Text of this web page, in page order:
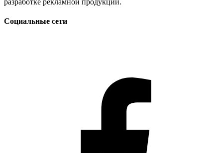
разработке рекламной продукции.
Социальные сети